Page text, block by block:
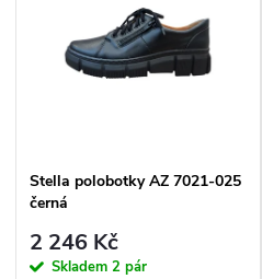
Stella polobotky AZ 7021-025
černá
2 246 Kč
Skladem 2 pár